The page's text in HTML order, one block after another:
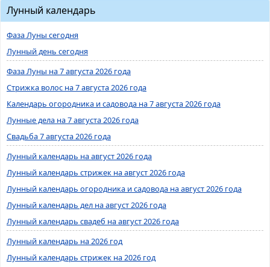
Лунный календарь
Фаза Луны сегодня
Лунный день сегодня
Фаза Луны на 7 августа 2026 года
Стрижка волос на 7 августа 2026 года
Календарь огородника и садовода на 7 августа 2026 года
Лунные дела на 7 августа 2026 года
Свадьба 7 августа 2026 года
Лунный календарь на август 2026 года
Лунный календарь стрижек на август 2026 года
Лунный календарь огородника и садовода на август 2026 года
Лунный календарь дел на август 2026 года
Лунный календарь свадеб на август 2026 года
Лунный календарь на 2026 год
Лунный календарь стрижек на 2026 год